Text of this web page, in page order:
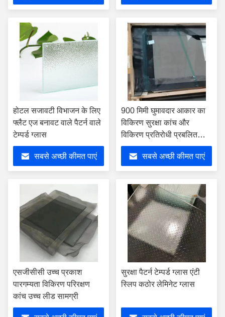
होटल सजावटी विभाजन के लिए
फ्लैट एज बनावट वाले पैटर्न वाले
टेम्पर्ड ग्लास
सबसे अच्छी कीमत पाएं
900 मिमी घुमावदार आकार का
विकिरण सुरक्षा कांच और
विकिरण प्रतिरोधी प्रबलित
कांच
सबसे अच्छी कीमत पाएं
एसजीसीसी उच्च प्रकाश
पारगम्यता विकिरण परिरक्षण
कांच उच्च लीड सामग्री
सुरक्षा पैटर्न टेम्पर्ड ग्लास एंटी
स्लिप कठोर लेमिनेट ग्लास